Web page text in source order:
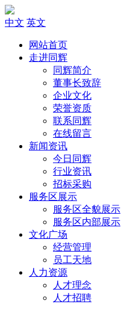
中文 英文
网站首页
走进同辉
同辉简介
董事长致辞
企业文化
荣誉资质
联系同辉
在线留言
新闻资讯
今日同辉
行业资讯
招标采购
服务区展示
服务区全貌展示
服务区内部展示
文化广场
经营管理
员工天地
人力资源
人才理念
人才招聘